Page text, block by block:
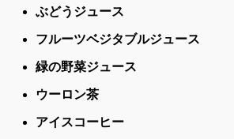
ぶどうジュース
フルーツベジタブルジュース
緑の野菜ジュース
ウーロン茶
アイスコーヒー